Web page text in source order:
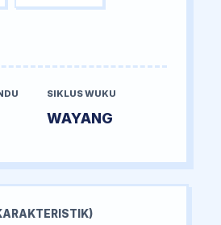
SIKLUS WUKU
WAYANG